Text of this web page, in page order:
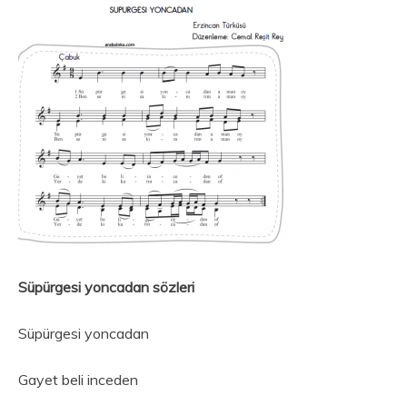
Süpürgesi yoncadan sözleri
Süpürgesi yoncadan
Gayet beli inceden